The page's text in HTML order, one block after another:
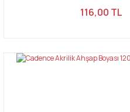
116,00 TL